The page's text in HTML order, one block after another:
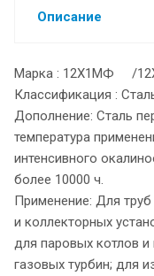
Описание
Марка : 12Х1МФ /
Классификация :
Дополнение: Сталь
температура
интенсивного
более 10000 ч.
Применение: Для труб
и коллекторных
для паровых котлов
газовых турбин; для